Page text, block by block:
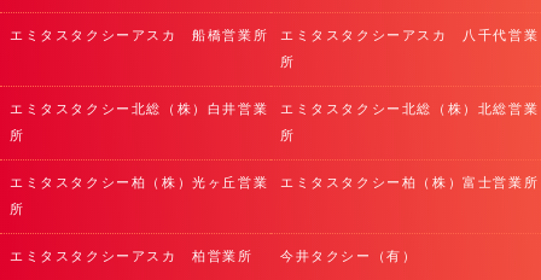
エミタスタクシーアスカ 船橋営業所
エミタスタクシーアスカ 八千代営業
所
エミタスタクシー北総（株）白井営業
所
エミタスタクシー北総（株）北総営業
所
エミタスタクシー柏（株）光ヶ丘営業
所
エミタスタクシー柏（株）富士営業所
エミタスタクシーアスカ 柏営業所 今井タクシー（有）